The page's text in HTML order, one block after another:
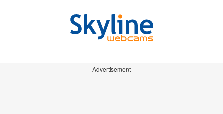
Advertisement